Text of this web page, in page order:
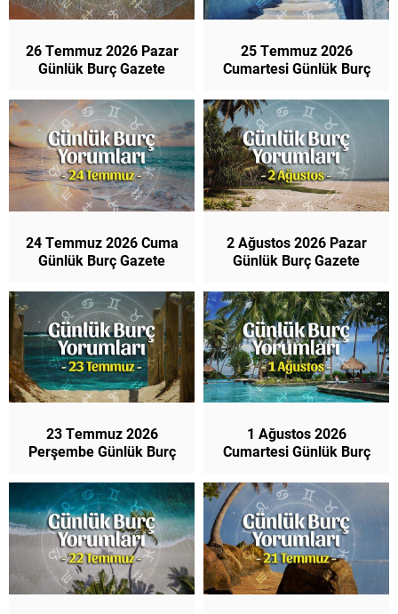
26 Temmuz 2026 Pazar
Günlük Burç Gazete
25 Temmuz 2026
Cumartesi Günlük Burç
24 Temmuz 2026 Cuma
Günlük Burç Gazete
2 Ağustos 2026 Pazar
Günlük Burç Gazete
23 Temmuz 2026
Perşembe Günlük Burç
1 Ağustos 2026
Cumartesi Günlük Burç